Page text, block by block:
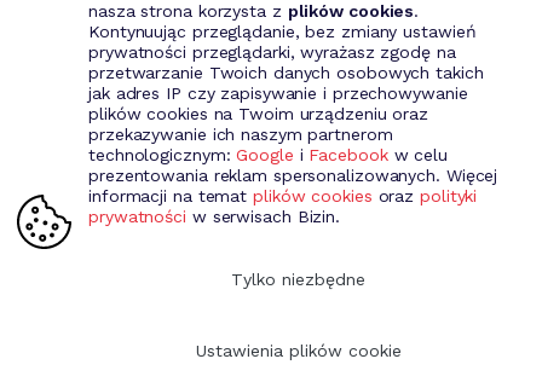
Bizin - System wspomagający przedsiębiorce. Wystawianie
dokumentów przychodowych (faktury VAT, fakury marża, faktury
MP, rachunki itd.). Rejestr kontrahentów wraz z rozbudowaną
analizą, gospodarka magazynowa, środki trwale, analiza sprzedaży i
kosztów prowadzenia działalności itd.
Copyright 2009-2026 Bizin Sp. z o.o.
nasza strona korzysta z plików cookies.
Kontynuując przeglądanie, bez zmiany ustawień
prywatności przeglądarki, wyrażasz zgodę na
przetwarzanie Twoich danych osobowych takich
jak adres IP czy zapisywanie i przechowywanie
plików cookies na Twoim urządzeniu oraz
przekazywanie ich naszym partnerom
technologicznym:Google i Facebookw celu
prezentowania reklam spersonalizowanych. Więcej
informacji na tematplików cookies orazpolityki
prywatności w serwisach Bizin.
Tylko niezbędne
Ustawienia plików cookie